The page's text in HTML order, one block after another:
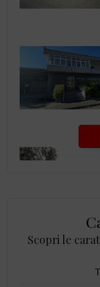
Scopri le